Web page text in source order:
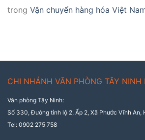
trong Vận chuyển hàng hóa Việt
CHI NHÁNH VĂN PHÒNG TÂY NINH
Văn phòng Tây Ninh:
Số 330, Đường tỉnh lộ 2, Ấp 2, Xã Phước Vĩnh An,
Tel: 0902 275 758